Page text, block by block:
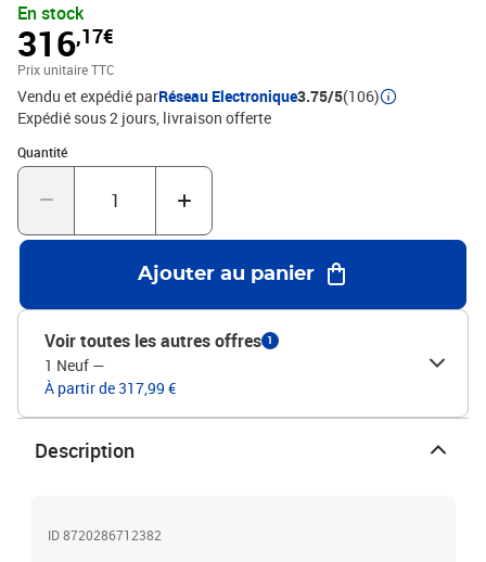
robustesse et de la stabilité aux chaises de cuisine. Conçue avec
un dossier incurvé ergonomique, la chaise assure un confort
d'assise optimal.Couleur : blancMatériau : PP (polypropylène),
métal enduit de poudreDimensions : 64 x 59 x 84 cm (l x P x
H)Largeur du siège : 42 cmProfondeur du siège : 45 cmHauteur du
siège à partir du sol : 46 cmHauteur du dossier à partir du siège :
40 cmL'assemblage est requisLa livraison contient :6 x chaise de
salle à manger
En stock
316,17€
Prix unitaire TTC
Vendu et expédié parRéseau Electronique3.75/5(106)
Expédié sous 2 jours livraison offerte
Quantité
Quantité : 1
Ajouter au panier
Voir toutes les autres offres 1
1 Neuf —
À partir de 317,99 €
Description
ID 8720286712382